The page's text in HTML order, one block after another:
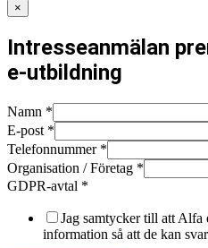
×
Intresseanmälan
e-utbildning
Namn *
E-post *
Telefonnummer *
Organisation / Företag *
GDPR-avtal *
Jag samtycker till att
information så att de kan